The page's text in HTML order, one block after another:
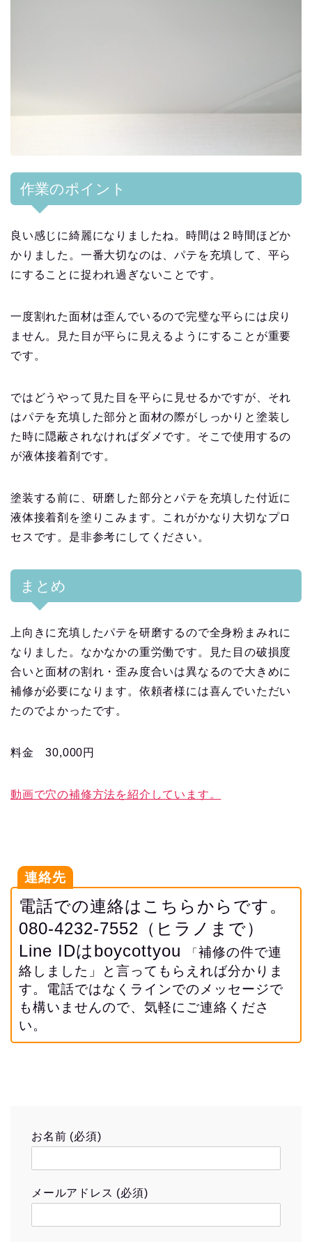
作業のポイント
良い感じに綺麗になりましたね。時間は２時間ほどか
かりました。一番大切なのは、パテを充填して、平ら
にすることに捉われ過ぎないことです。
一度割れた面材は歪んでいるので完璧な平らには戻り
ません。見た目が平らに見えるようにすることが重要
です。
ではどうやって見た目を平らに見せるかですが、それ
はパテを充填した部分と面材の際がしっかりと塗装し
た時に隠蔽されなければダメです。そこで使用するの
が液体接着剤です。
塗装する前に、研磨した部分とパテを充填した付近に
液体接着剤を塗りこみます。これがかなり大切なプロ
セスです。是非参考にしてください。
まとめ
上向きに充填したパテを研磨するので全身粉まみれに
なりました。なかなかの重労働です。見た目の破損度
合いと面材の割れ・歪み度合いは異なるので大きめに
補修が必要になります。依頼者様には喜んでいただい
たのでよかったです。
料金 30,000円
動画で穴の補修方法を紹介しています。
連絡先
電話での連絡はこちらからです。
080-4232-7552（ヒラノまで）
Line IDはboycottyou
「 補修の件で連
絡しました」と言ってもらえれば分かりま
す。電話ではなくラインでのメッセージで
も構いませんので、気軽にご連絡くださ
い。
お名前 (必須)
メールアドレス (必須)